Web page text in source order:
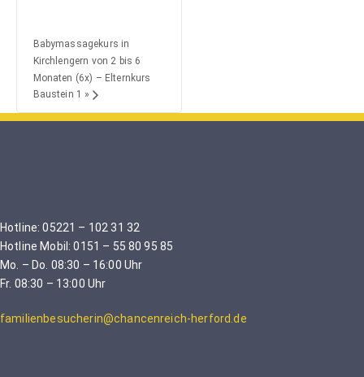
Babymassagekurs in
Kirchlengern von 2 bis 6
Monaten (6x) – Elternkurs
Baustein 1 »
Hotline: 05221 – 102 31 32
Hotline Mobil: 0151 – 55 80 95 85
Mo. – Do. 08:30 – 16:00 Uhr
Fr. 08:30 – 13:00 Uhr
familienbesucherin@chancenreich-herford.de